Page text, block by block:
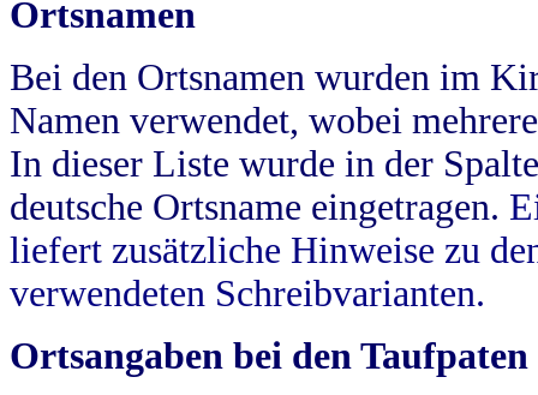
Ortsnamen
Bei den Ortsnamen wurden im
Namen verwendet, wobei
In dieser Liste wurde in der
deutsche Ortsname eingetragen.
liefert zusätzliche Hinweise zu
verwendeten Schreibvarianten.
Ortsangaben bei den Taufpaten